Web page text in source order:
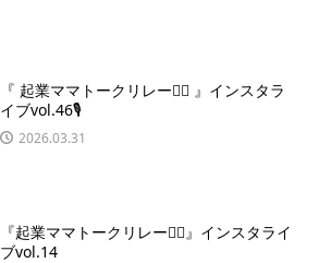
『 起業ママトークリレー🏃‍♀️ 』インスタラ
イブvol.46🎙
2026.03.31
『起業ママトークリレー🏃‍♀️』インスタライ
ブvol.14